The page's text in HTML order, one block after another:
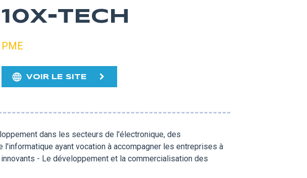
10X-TECH
PME
VOIR LE SITE
dans les secteurs de l'électronique, des
l'informatique ayant vocation à accompagner les entreprises à
- Le développement et la commercialisation des